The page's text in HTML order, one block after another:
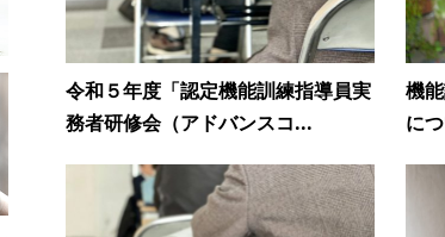
令和５年度「認定機能訓練指導員実
務者研修会（アドバンスコ...
機
に